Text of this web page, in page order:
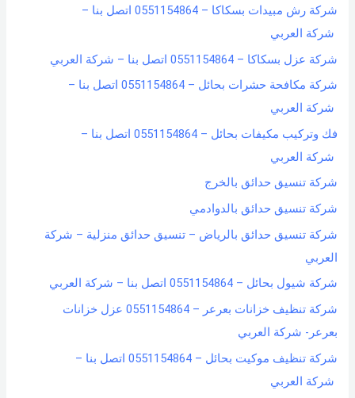
شركة رش مبيدات بسكاكا – 0551154864 اتصل بنا –
شركة العربي
شركة عزل بسكاكا – 0551154864 اتصل بنا – شركة العربي
شركة مكافحة حشرات بحائل – 0551154864 اتصل بنا –
شركة العربي
فك وتركيب مكيفات بحائل – 0551154864 اتصل بنا –
شركة العربي
شركة تنسيق حدائق بالخرج
شركة تنسيق حدائق بالدوادمي
شركة تنسيق حدائق بالرياض – تنسيق حدائق منزلية – شركة
العربي
شركة شيول بحائل – 0551154864 اتصل بنا – شركة العربي
شركة تنظيف خزانات بعرعر – 0551154864 عزل خزانات
بعرعر- شركة العربي
شركة تنظيف موكيت بحائل – 0551154864 اتصل بنا –
شركة العربي